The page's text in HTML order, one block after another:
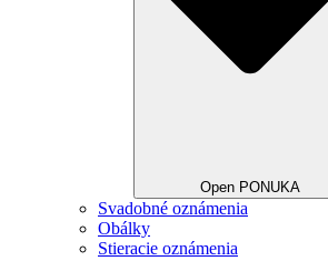
Open PONUKA
Svadobné oznámenia
Obálky
Stieracie oznámenia